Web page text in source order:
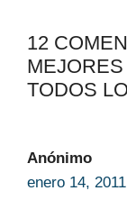
12
TODOS
Anónimo
enero 14,